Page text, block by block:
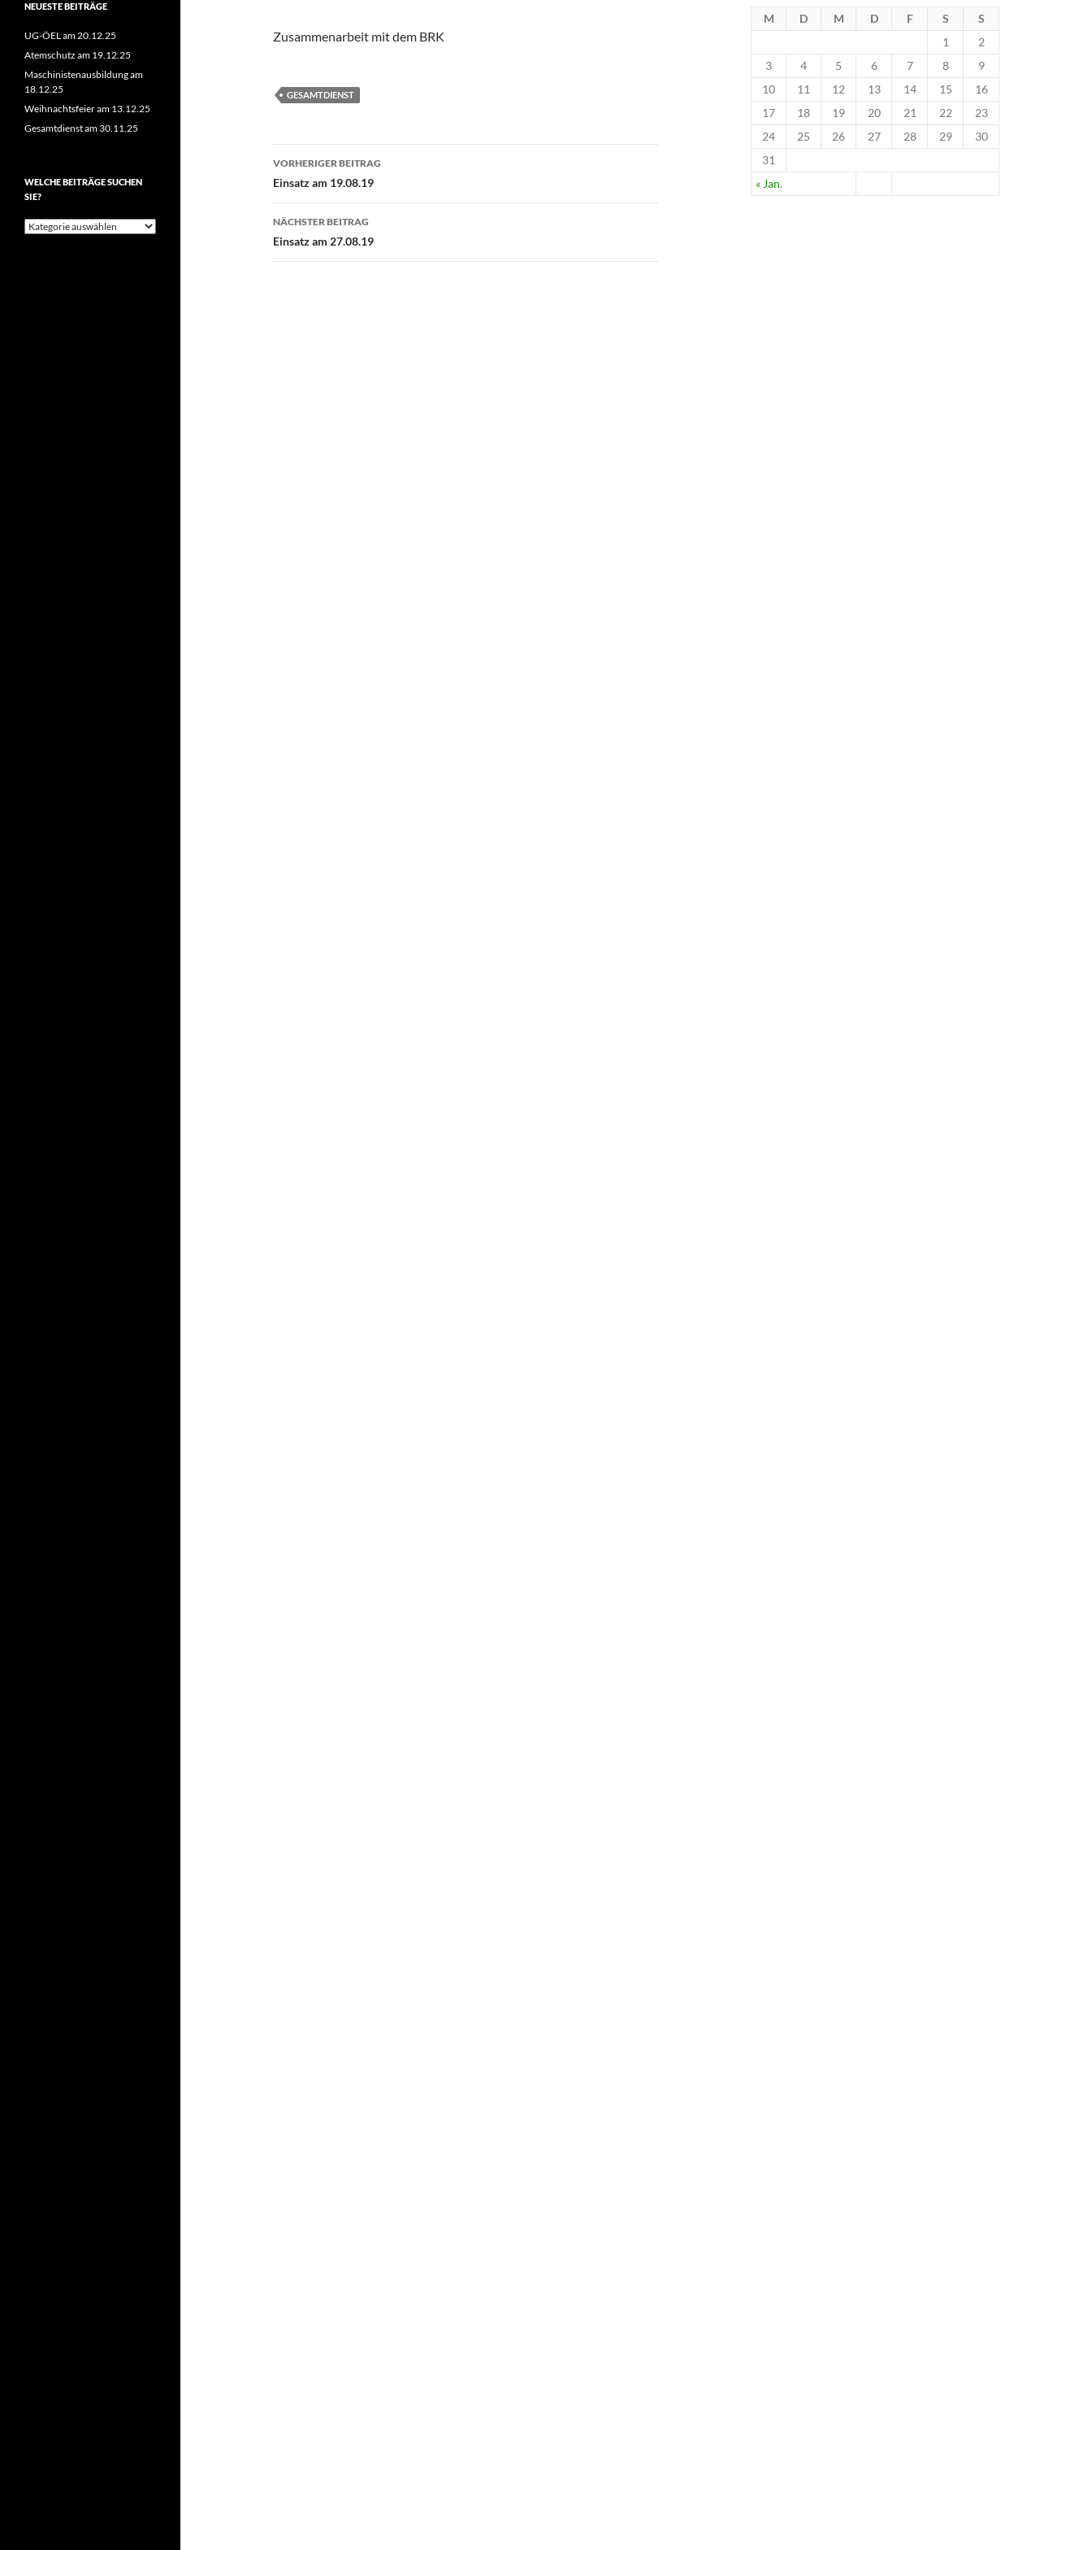
Zusammenarbeit mit dem BRK
GESAMTDIENST
Beitragsnavigation
VORHERIGER BEITRAG
Einsatz am 19.08.19
NÄCHSTER BEITRAG
Einsatz am 27.08.19
M D M D F S S
« Jan.
1
2
3
4 5 6 7 8
9
10
11 12 13 14 15
16
17
18 19 20 21 22
23
24
25 26 27 28 29
30
31
NEUESTE BEITRÄGE
UG-ÖEL am 20.12.25
Atemschutz am 19.12.25
Maschinistenausbildung am
18.12.25
Weihnachtsfeier am 13.12.25
Gesamtdienst am 30.11.25
WELCHE BEITRÄGE SUCHEN
SIE?
Welche